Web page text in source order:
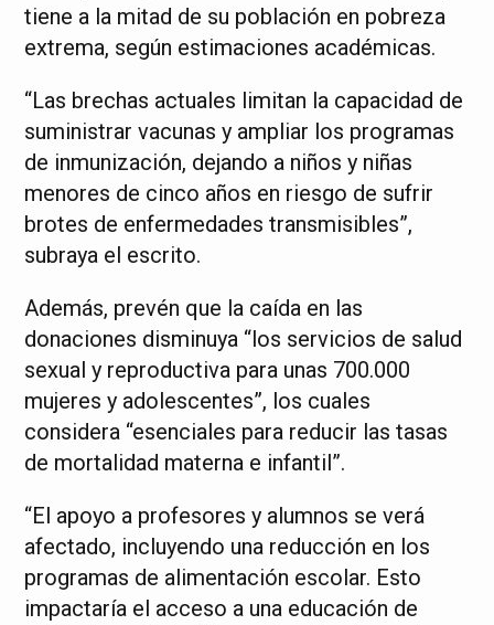
tiene a la mitad de su población en pobreza
extrema, según estimaciones académicas.
“Las brechas actuales limitan la capacidad de
suministrar vacunas y ampliar los programas
de inmunización, dejando a niños y niñas
menores de cinco años en riesgo de sufrir
brotes de enfermedades transmisibles”,
subraya el escrito.
Además, prevén que la caída en las
donaciones disminuya “los servicios de salud
sexual y reproductiva para unas 700.000
mujeres y adolescentes”, los cuales
considera “esenciales para reducir las tasas
de mortalidad materna e infantil”.
“El apoyo a profesores y alumnos se verá
afectado, incluyendo una reducción en los
programas de alimentación escolar. Esto
impactaría el acceso a una educación de